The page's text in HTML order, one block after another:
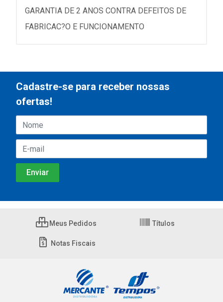
GARANTIA DE 2 ANOS CONTRA DEFEITOS DE
FABRICAC?O E FUNCIONAMENTO
Cadastre-se para receber nossas
ofertas!
Meus Pedidos Títulos
Notas Fiscais